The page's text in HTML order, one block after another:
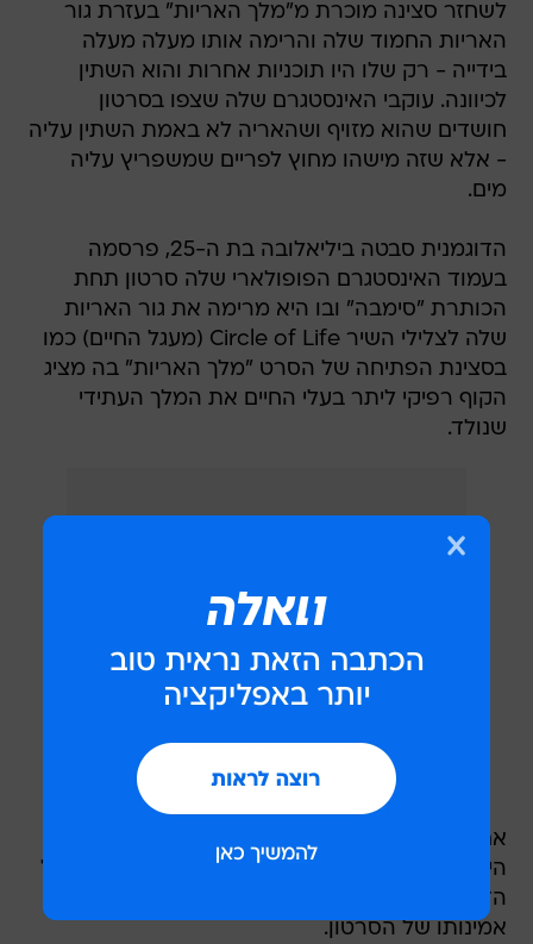
לשחזר סצינה מוכרת מ"מלך האריות" בעזרת גור
האריות החמוד שלה והרימה אותו מעלה מעלה
בידייה - רק שלו היו תוכניות אחרות והוא השתין
לכיוונה. עוקבי האינסטגרם שלה שצפו בסרטון
חושדים שהוא מזויף ושהאריה לא באמת השתין עליה
- אלא שזה מישהו מחוץ לפריים שמשפריץ עליה
מים.
הדוגמנית סבטה ביליאלובה בת ה-25, פרסמה
בעמוד האינסטגרם הפופולארי שלה סרטון תחת
הכותרת "סימבה" ובו היא מרימה את גור האריות
שלה לצלילי השיר Circle of Life (מעגל החיים) כמו
בסצינת הפתיחה של הסרט "מלך האריות" בה מציג
הקוף רפיקי ליתר בעלי החיים את המלך העתידי
שנולד.
אחרי שזו הרימה את האריה - הוא, לכאורה, משתין
הישר על פרצופה. משעשע ככל שיהיה, תגובתה של
הדוגמנית והתזמון המפתיע העלו חשד בדבר
אמינותו של הסרטון.